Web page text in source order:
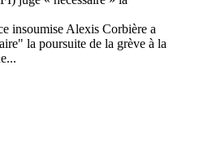
insoumise Alexis Corbière a
la poursuite de la grève à la